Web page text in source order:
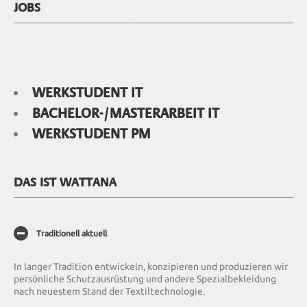
JOBS
WERKSTUDENT IT
BACHELOR-/MASTERARBEIT IT
WERKSTUDENT PM
DAS IST WATTANA
Traditionell aktuell
In langer Tradition entwickeln, konzipieren und produzieren wir
persönliche Schutzausrüstung und andere Spezialbekleidung
nach neuestem Stand der Textiltechnologie.